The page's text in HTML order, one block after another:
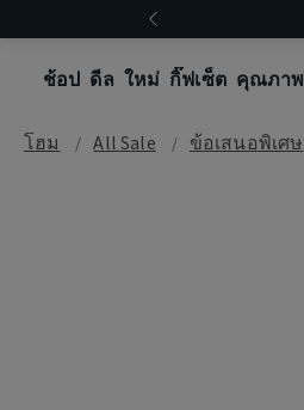
ช้อป ดีล ใหม่ กิ๊ฟเซ็ต คุณภาพ
โฮม All Sale ข้อเสนอพิเศษ